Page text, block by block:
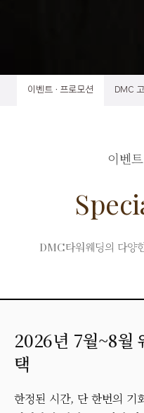
이벤트 · 프로모션 DMC
이벤
DMC타워웨딩의 다양
2026년 7월~8월
택
한정된 시간, 단 한번의 기